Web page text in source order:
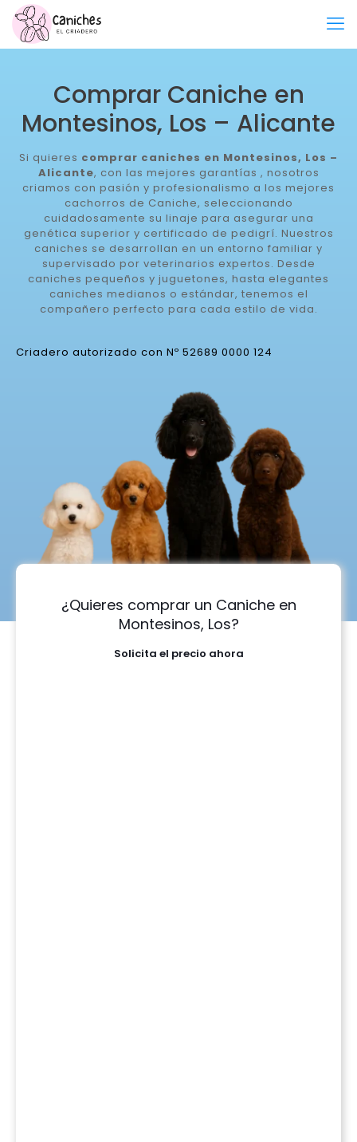
Comprar Caniche en
Montesinos, Los – Alicante
Si quieres comprar caniches en Montesinos, Los –
Alicante, con las mejores garantías , nosotros
criamos con pasión y profesionalismo a los mejores
cachorros de Caniche, seleccionando
cuidadosamente su linaje para asegurar una
genética superior y certificado de pedigrí. Nuestros
caniches se desarrollan en un entorno familiar y
supervisado por veterinarios expertos. Desde
caniches pequeños y juguetones, hasta elegantes
caniches medianos o estándar, tenemos el
compañero perfecto para cada estilo de vida.
Criadero autorizado con Nº 52689 0000 124
¿Quieres comprar un Caniche en
Montesinos, Los?
Solicita el precio ahora